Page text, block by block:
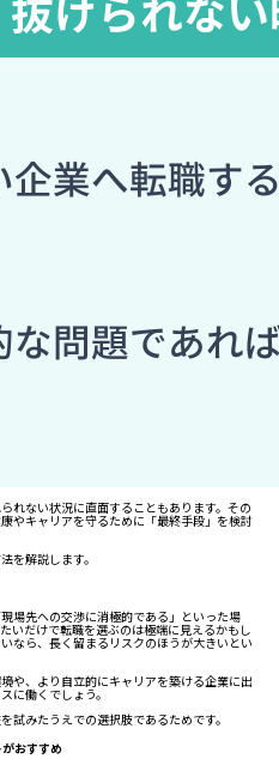
れない状況に直面することもあります。その
やキャリアを守るために「最終手段」を検討
を解説します。
場先への交渉に消極的である」といった場
いだけで転職を選ぶのは極端に見えるかもし
なら、長く留まるリスクのほうが大きいとい
や、より自立的にキャリアを築ける企業に出
に働くでしょう。
試みたうえでの選択肢であるためです。
おすすめ